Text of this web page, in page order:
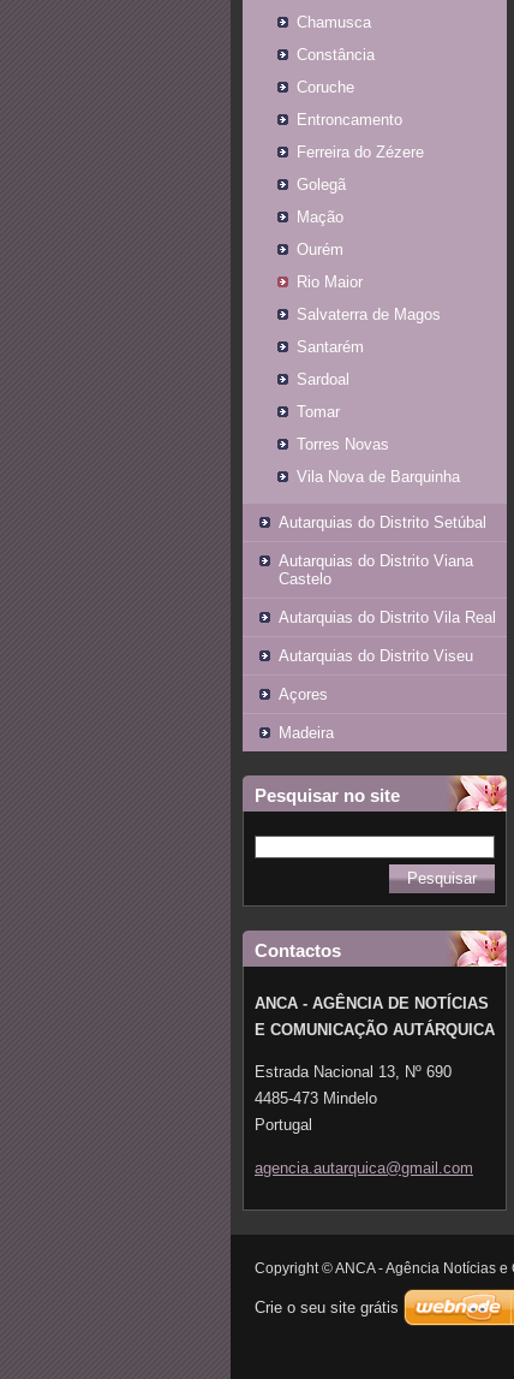
Chamusca
Constância
Coruche
Entroncamento
Ferreira do Zézere
Golegã
Mação
Ourém
Rio Maior
Salvaterra de Magos
Santarém
Sardoal
Tomar
Torres Novas
Vila Nova de Barquinha
Autarquias do Distrito Setúbal
Autarquias do Distrito Viana
Castelo
Autarquias do Distrito Vila Real
Autarquias do Distrito Viseu
Açores
Madeira
Pesquisar no site
Contactos
ANCA - AGÊNCIA DE NOTÍCIAS
E COMUNICAÇÃO AUTÁRQUICA
Estrada Nacional 13, Nº 690
4485-473 Mindelo
Portugal
agencia. autarquica@gmail .com
Copyright © ANCA - Agência Notícias
Crie o seu site grátis